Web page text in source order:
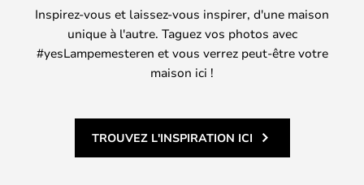
Inspirez-vous et laissez-vous inspirer, d'une maison
unique à l'autre. Taguez vos photos avec
#yesLampemesteren et vous verrez peut-être votre
maison ici !
TROUVEZ L'INSPIRATION ICI